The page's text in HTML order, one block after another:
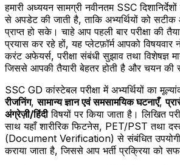
हमारी अध्ययन सामग्री नवीनतम SSC
से अपडेट की जाती है, ताकि अभ्यर्थियों को सटीक
प्राप्त हो सके। चाहे आप पहली बार परीक्षा की
प्रयास कर रहे हों, यह प्लेटफ़ॉर्म आपको विषयवार
करंट अफेयर्स, परीक्षा संबंधी सुझाव तथा विशेषज्ञ
जिससे आपकी तैयारी बेहतर होती है और चयन की
SSC GD कांस्टेबल परीक्षा में अभ्यर्थियों का
रीजनिंग,सामान्य ज्ञान एवं समसामयिक घटनाएँ,
अंग्रेज़ी/हिंदीविषयों पर किया जाता है। लिखित
साथ यहाँ शारीरिक फिटनेस, PET/PST तथा
(Document Verification) से संबंधित उपयोगी
कराया जाता है, जिससे आप भर्ती प्रक्रिया को